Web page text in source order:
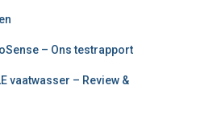
– Ons testrapport
vaatwasser – Review &